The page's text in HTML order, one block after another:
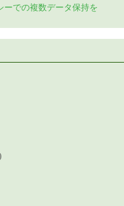
ーでの複数データ保持を